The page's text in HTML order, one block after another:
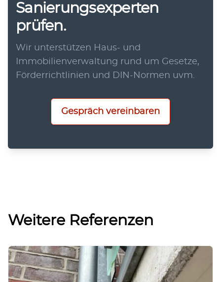
Sanierungsexperten
prüfen.
Wir unterstützen Haus- und
Immobilienverwaltung rund um Gesetze,
Förderrichtlinien und DIN-Normen uvm.
Gespräch vereinbaren
Weitere Referenzen